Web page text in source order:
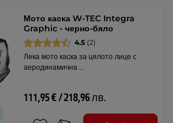
Мото каска W-TEC Integra
Graphic - черно-бяло
4.5 (2)
Лека мото каска за цялото лице с
аеродинамична …
111,95 € / 218,96 лв.